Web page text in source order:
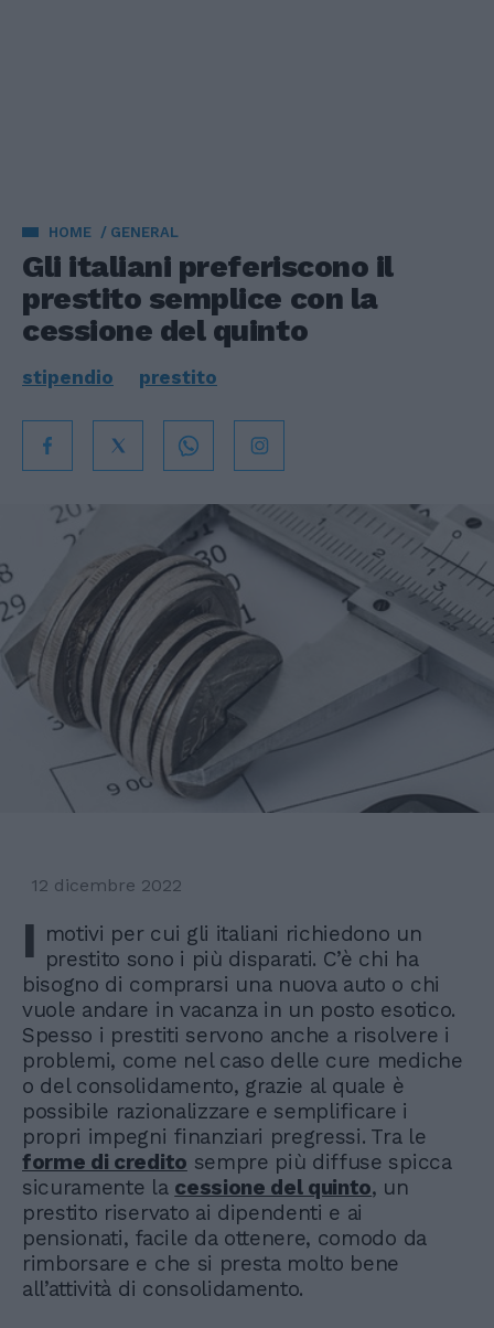
HOME GENERAL
Gli italiani preferiscono il
prestito semplice con la
cessione del quinto
stipendio prestito
12 dicembre 2022
I motivi per cui gli italiani richiedono un
prestito sono i più disparati. C’è chi ha
bisogno di comprarsi una nuova auto o chi
vuole andare in vacanza in un posto esotico.
Spesso i prestiti servono anche a risolvere i
problemi, come nel caso delle cure mediche
o del consolidamento, grazie al quale è
possibile razionalizzare e semplificare i
propri impegni finanziari pregressi. Tra le
forme di credito sempre più diffuse spicca
sicuramente la cessione del quinto, un
prestito riservato ai dipendenti e ai
pensionati, facile da ottenere, comodo da
rimborsare e che si presta molto bene
all’attività di consolidamento.